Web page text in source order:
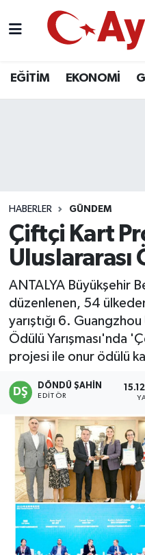
EĞİTİM EKONOMİ
HABERLER GÜNDEM
Çiftçi Kart
Uluslararası
ANTALYA Büyükşehir
düzenlenen, 54
yarıştığı 6.
Ödülü Yarışması'nda
projesi ile onur ödülü
DÖNDÜ ŞAHİN
EDITÖR